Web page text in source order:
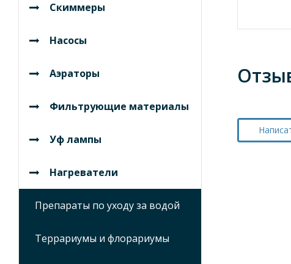
Скиммеры
Насосы
Аэраторы
Фильтрующие материалы
Уф лампы
Нагреватели
Препараты по уходу за водой
Террариумы и флорариумы